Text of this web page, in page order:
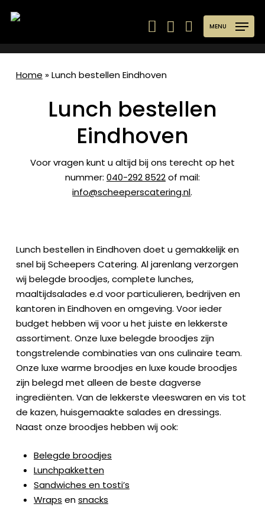
content
MENU
Home »Lunch bestellen Eindhoven
Lunch bestellen
Eindhoven
Voor vragen kunt u altijd bij ons terecht op het
nummer: 040-292 8522of mail:
info@scheeperscatering.nl.
Lunch bestellen in Eindhoven doet u gemakkelijk en
snel bij Scheepers Catering. Al jarenlang verzorgen
wij belegde broodjes, complete lunches,
maaltijdsalades e.d voor particulieren, bedrijven en
kantoren in Eindhoven en omgeving. Voor ieder
budget hebben wij voor u het juiste en lekkerste
assortiment. Onze luxe belegde broodjes zijn
tongstrelende combinaties van ons culinaire team.
Onze luxe warme broodjes en luxe koude broodjes
zijn belegd met alleen de beste dagverse
ingrediënten. Van de lekkerste vleeswaren en vis tot
de kazen, huisgemaakte salades en dressings.
Naast onze broodjes hebben wij ook:
Belegde broodjes
Lunchpakketten
Sandwiches en tosti’s
Wraps ensnacks